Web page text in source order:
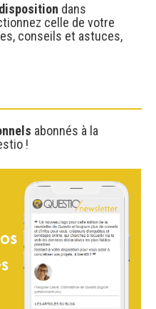
dans
celle de votre
conseils et astuces,
abonnés à la
!